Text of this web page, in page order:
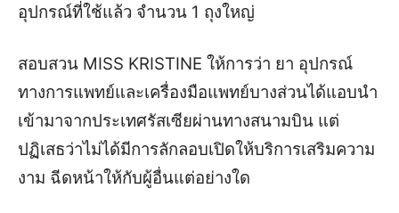
อุปกรณ์ที่ใช้แล้ว จำนวน 1 ถุงใหญ่
สอบสวน MISS KRISTINE ให้การว่า ยา อุปกรณ์
ทางการแพทย์และเครื่องมือแพทย์บางส่วนได้แอบนำ
เข้ามาจากประเทศรัสเซียผ่านทางสนามบิน แต่
ปฏิเสธว่าไม่ได้มีการลักลอบเปิดให้บริการเสริมความ
งาม ฉีดหน้าให้กับผู้อื่นแต่อย่างใด